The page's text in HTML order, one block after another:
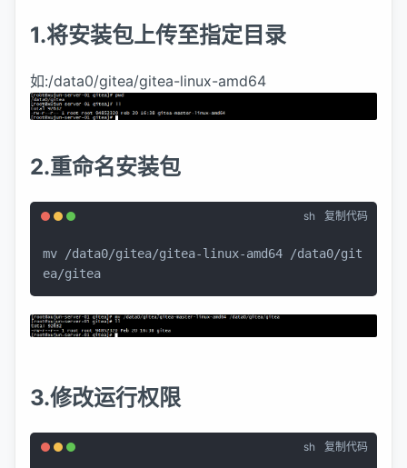
1.将安装包上传至指定目录
如:/data0/gitea/gitea-linux-amd64
2.重命名安装包
sh 复制代码
mv /data0/gitea/gitea-linux-amd64 /data0/git
ea/gitea
3.修改运行权限
sh 复制代码